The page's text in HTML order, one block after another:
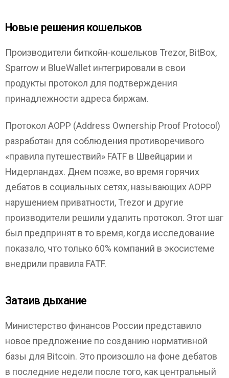
Новые решения кошельков
Производители биткойн-кошельков Trezor, BitBox,
Sparrow и BlueWallet интегрировали в свои
продукты протокол для подтверждения
принадлежности адреса биржам.
Протокол AOPP (Address Ownership Proof Protocol)
разработан для соблюдения противоречивого
«правила путешествий» FATF в Швейцарии и
Нидерландах. Днем позже, во время горячих
дебатов в социальных сетях, называющих AOPP
нарушением приватности, Trezor и другие
производители решили удалить протокол. Этот шаг
был предпринят в то время, когда исследование
показало, что только 60% компаний в экосистеме
внедрили правила FATF.
Затаив дыхание
Министерство финансов России представило
новое предложение по созданию нормативной
базы для Bitcoin. Это произошло на фоне дебатов
в последние недели после того, как центральный